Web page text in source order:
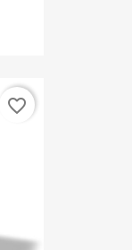
favorite_border